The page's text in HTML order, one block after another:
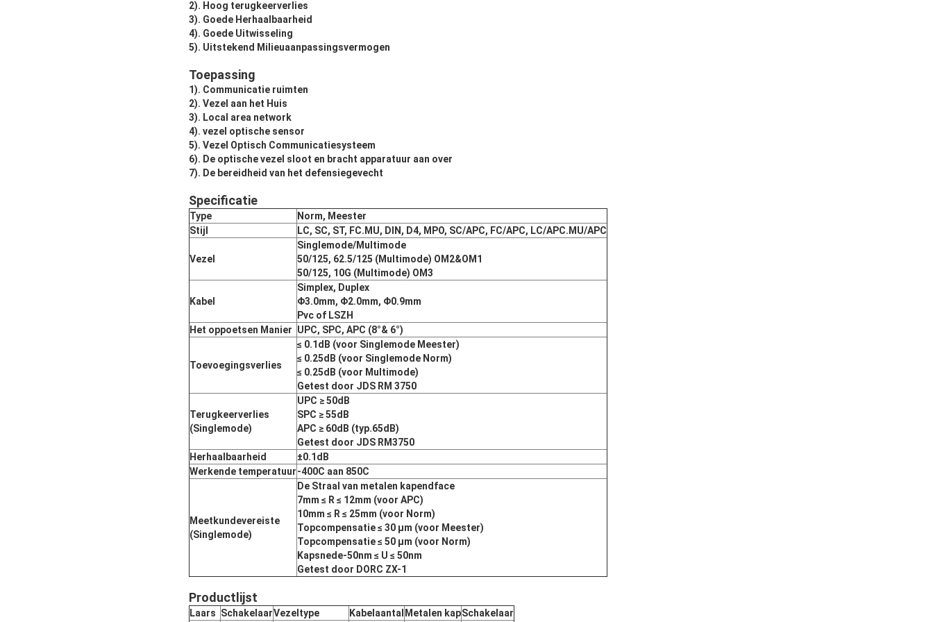
2). Hoog terugkeerverlies
3). Goede Herhaalbaarheid
4). Goede Uitwisseling
5). Uitstekend Milieuaanpassingsvermogen
Toepassing
1). Communicatie ruimten
2). Vezel aan het Huis
3). Local area network
4). vezel optische sensor
5). Vezel Optisch Communicatiesysteem
6). De optische vezel sloot en bracht apparatuur aan over
7). De bereidheid van het defensiegevecht
Specificatie
Type
Norm, Meester
Stijl
LC, SC, ST, FC.MU, DIN, D4, MPO, SC/APC, FC/APC, LC/APC.MU/APC
Vezel
Singlemode/Multimode
50/125, 62.5/125 (Multimode) OM2&OM1
50/125, 10G (Multimode) OM3
Kabel
Simplex, Duplex
Φ3.0mm, Φ2.0mm, Φ0.9mm
Pvc of LSZH
Het oppoetsen Manier UPC, SPC, APC (8°& 6°)
Toevoegingsverlies
≤ 0.1dB (voor Singlemode Meester)
≤ 0.25dB (voor Singlemode Norm)
≤ 0.25dB (voor Multimode)
Getest door JDS RM 3750
Terugkeerverlies
(Singlemode)
UPC ≥ 50dB
SPC ≥ 55dB
APC ≥ 60dB (typ.65dB)
Getest door JDS RM3750
Herhaalbaarheid
±0.1dB
Werkende temperatuur-400C aan 850C
Meetkundevereiste
(Singlemode)
De Straal van metalen kapendface
7mm ≤ R ≤ 12mm (voor APC)
10mm ≤ R ≤ 25mm (voor Norm)
Topcompensatie ≤ 30 μm (voor Meester)
Topcompensatie ≤ 50 μm (voor Norm)
Kapsnede-50nm ≤ U ≤ 50nm
Getest door DORC ZX-1
Productlijst
Laars SchakelaarVezeltype Kabelaantal Metalen kapSchakelaar